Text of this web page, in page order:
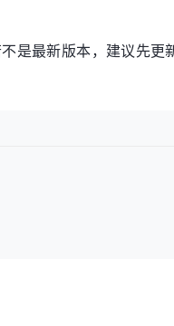
是最新版本，建议先更